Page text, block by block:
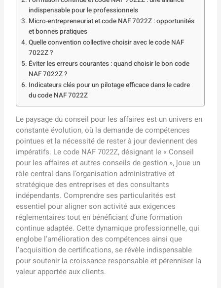
indispensable pour le professionnels
Micro-entrepreneuriat et code NAF 7022Z : opportunités
et bonnes pratiques
Quelle convention collective choisir avec le code NAF
7022Z ?
Éviter les erreurs courantes : quand choisir le bon code
NAF 7022Z ?
Indicateurs clés pour un pilotage efficace dans le cadre
du code NAF 7022Z
Le paysage du conseil pour les affaires est un univers en
constante évolution, où la demande de compétences
pointues et la nécessité de rester à jour deviennent des
impératifs. Le code NAF 7022Z, désignant le « Conseil
pour les affaires et autres conseils de gestion », joue un
rôle central dans l’organisation administrative et
stratégique des entreprises et des consultants
indépendants. Comprendre ses particularités est
essentiel pour aligner son activité aux exigences
réglementaires tout en bénéficiant d’une formation
continue adaptée. Cette dynamique professionnelle, qui
englobe l’amélioration des compétences ainsi que
l’acquisition de certifications, se révèle indispensable
pour soutenir la croissance responsable et pérenniser la
valeur apportée aux clients.